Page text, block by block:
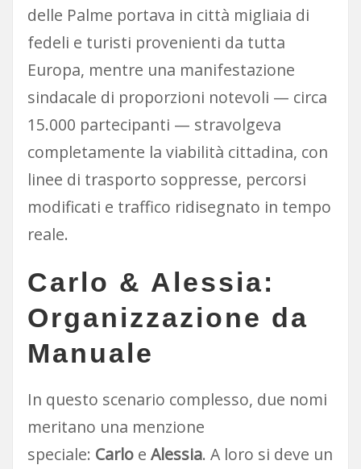
delle Palme portava in città migliaia di
fedeli e turisti provenienti da tutta
Europa, mentre una manifestazione
sindacale di proporzioni notevoli — circa
15.000 partecipanti — stravolgeva
completamente la viabilità cittadina, con
linee di trasporto soppresse, percorsi
modificati e traffico ridisegnato in tempo
reale.
Carlo & Alessia:
Organizzazione da
Manuale
In questo scenario complesso, due nomi
meritano una menzione
speciale: Carloe Alessia. A loro si deve un